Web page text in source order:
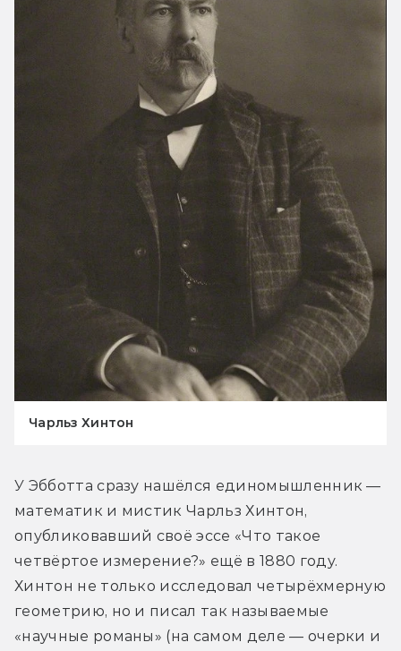
Чарльз Хинтон
У Эбботта сразу нашёлся единомышленник —
математик и мистик Чарльз Хинтон,
опубликовавший своё эссе «Что такое
четвёртое измерение?» ещё в 1880 году.
Хинтон не только исследовал четырёхмерную
геометрию, но и писал так называемые
«научные романы» (на самом деле — очерки и